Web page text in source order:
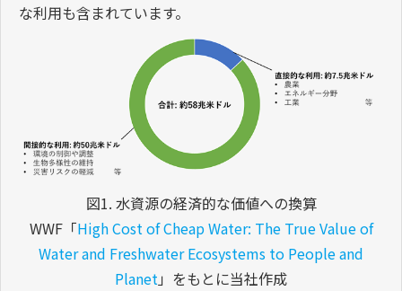
な利用も含まれています。
図1. 水資源の経済的な価値への換算
WWF「High Cost of Cheap Water: The True Value of
Water and Freshwater Ecosystems to People and
Planet」をもとに当社作成